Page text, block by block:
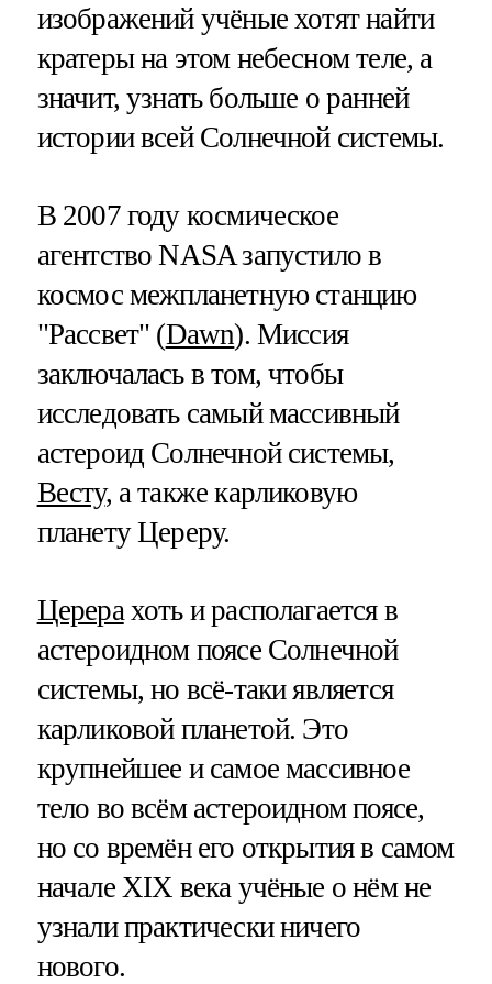
изображений учёные хотят найти
кратеры на этом небесном теле, а
значит, узнать больше о ранней
истории всей Солнечной системы.
В 2007 году космическое
агентство NASA запустило в
космос межпланетную станцию
"Рассвет" (Dawn). Миссия
заключалась в том, чтобы
исследовать самый массивный
астероид Солнечной системы,
Весту, а также карликовую
планету Цереру.
Церера хоть и располагается в
астероидном поясе Солнечной
системы, но всё-таки является
карликовой планетой. Это
крупнейшее и самое массивное
тело во всём астероидном поясе,
но со времён его открытия в самом
начале XIX века учёные о нём не
узнали практически ничего
нового.